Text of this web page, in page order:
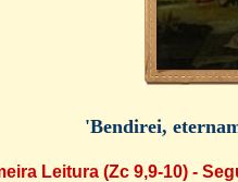
'Bendirei,
Leitura (Zc 9,9-10)-